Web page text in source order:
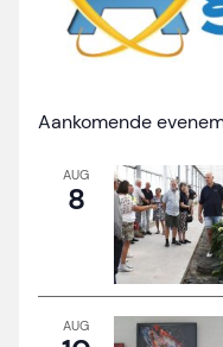
Aankomende
AUG
8
AUG